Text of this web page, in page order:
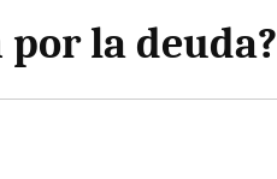
por la deuda?